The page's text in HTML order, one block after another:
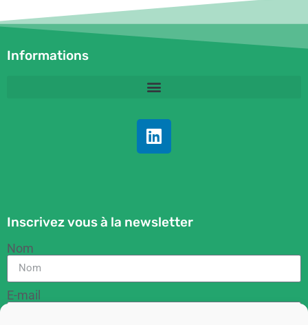
Informations
Inscrivez vous à la newsletter
Nom
E-mail